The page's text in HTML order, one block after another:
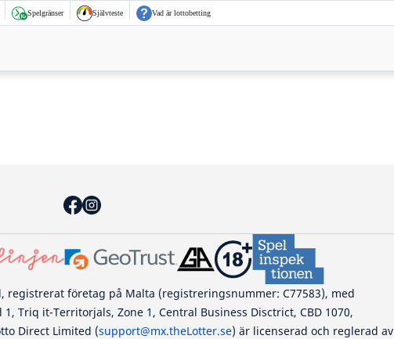
Spelgränser Självteste Vad är lottobetting
registrerat företag på Malta (registreringsnummer: C77583), med
Triq it-Territorjals, Zone 1, Central Business Disctrict, CBD 1070,
Direct Limited (support@mx.theLotter.se) är licenserad och reglerad av